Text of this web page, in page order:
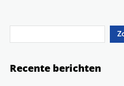
Recente berichten